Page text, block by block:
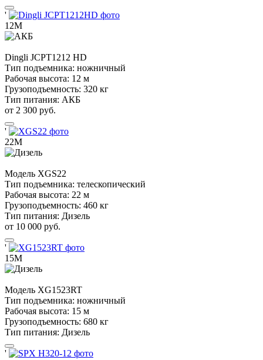
'
12М
Dingli JCPT1212 HD
Тип подъемника: ножничный
Рабочая высота: 12 м
Грузоподъемность: 320 кг
Тип питания: АКБ
от 2 300 руб.
'
22М
Модель XGS22
Тип подъемника: телескопический
Рабочая высота: 22 м
Грузоподъемность: 460 кг
Тип питания: Дизель
от 10 000 руб.
'
15М
Модель XG1523RT
Тип подъемника: ножничный
Рабочая высота: 15 м
Грузоподъемность: 680 кг
Тип питания: Дизель
'